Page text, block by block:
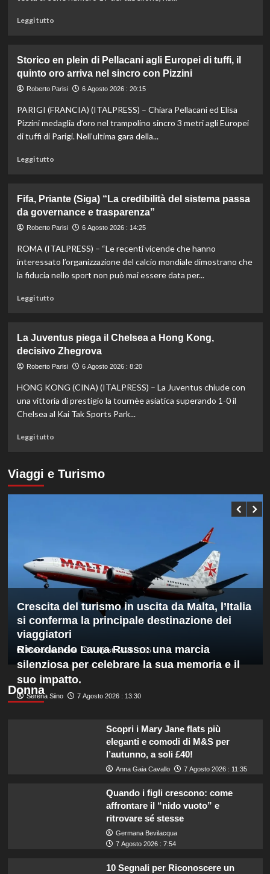
Bonucci
tra
i
Leggi tuttoLeggi
Darderi
agli
ottavi
Masters
1000
di
set
Storico en plein di Pellacani agli Europei di tuffi, il
quinto oro arriva nel sincro con Pizzini
Roberto Parisi 6 Agosto 2026 : 20:15
PARIGI (FRANCIA) (ITALPRESS) – Chiara Pellacani ed Elisa
Pizzini medaglia d’oro nel trampolino sincro 3 metri agli Europei
di tuffi di Parigi. Nell’ultima gara della...
Leggi tuttoLeggi
Storico
en
plein
Pellacani
agli
Europei
arriva
nel
sincro
Pizzini
Fifa, Priante (Siga) “La credibilità del sistema passa
da governance e trasparenza”
Roberto Parisi 6 Agosto 2026 : 14:25
ROMA (ITALPRESS) – “Le recenti vicende che hanno
interessato l’organizzazione del calcio mondiale dimostrano che
la fiducia nello sport non può mai essere data per...
Leggi tuttoLeggi
Fifa,
Priante
(Siga)
credibilità
del
sistema
trasparenza”
La Juventus piega il Chelsea a Hong Kong,
decisivo Zhegrova
Roberto Parisi 6 Agosto 2026 : 8:20
HONG KONG (CINA) (ITALPRESS) – La Juventus chiude con
una vittoria di prestigio la tournèe asiatica superando 1-0 il
Chelsea al Kai Tak Sports Park...
Leggi tuttoLeggi
su
La
Juventus
Kong,
decisivo
Zhegrova
Viaggi e Turismo
Crescita del turismo in uscita da Malta, l’Italia
si conferma la principale destinazione dei
viaggiatori
Marco Vaccarella 7 Agosto 2026 : 1:55
Donna
Ricordando Laura Russo: una marcia
silenziosa per celebrare la sua memoria e il
suo impatto.
Serena Siino 7 Agosto 2026 : 13:30
Scopri i Mary Jane flats più
eleganti e comodi di M&S per
l’autunno, a soli £40!
Anna Gaia Cavallo 7 Agosto 2026 : 11:35
Quando i figli crescono: come
affrontare il “nido vuoto” e
ritrovare sé stesse
Germana Bevilacqua
7 Agosto 2026 : 7:54
10 Segnali per Riconoscere un